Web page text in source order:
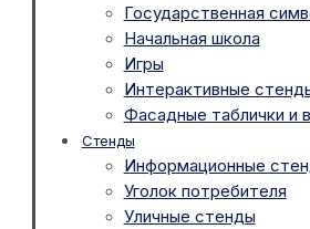
Государственная
Начальная школа
Игры
Интерактивные
Фасадные таблички и
Стенды
Информационные
Уголок потребителя
Уличные стенды